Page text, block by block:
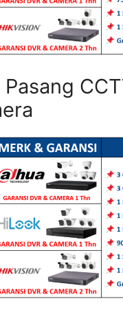
Pasang